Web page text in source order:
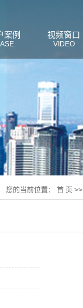
案例 视频窗口
VIDEO
您的当前位置： 首 页 >>